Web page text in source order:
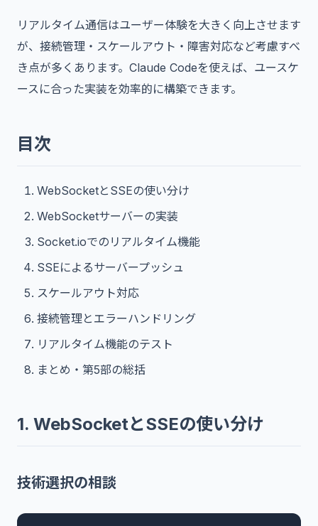
リアルタイム通信はユーザー体験を大きく向上させます
が、接続管理・スケールアウト・障害対応など考慮すべ
き点が多くあります。Claude Codeを使えば、ユースケ
ースに合った実装を効率的に構築できます。
目次
WebSocketとSSEの使い分け
WebSocketサーバーの実装
Socket.ioでのリアルタイム機能
SSEによるサーバープッシュ
スケールアウト対応
接続管理とエラーハンドリング
リアルタイム機能のテスト
まとめ・第5部の総括
1. WebSocketとSSEの使い分け
技術選択の相談